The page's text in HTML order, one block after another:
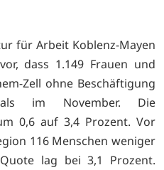
für Arbeit Koblenz-Mayen
dass 1.149 Frauen und
Zell ohne Beschäftigung
im November. Die
0,6 auf 3,4 Prozent. Vor
116 Menschen weniger
lag bei 3,1 Prozent.